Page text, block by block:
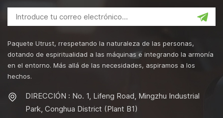
Paquete Utrust, rrespetando la naturaleza de las personas,
dotando de espiritualidad a las máquinas e integrando la armonía
en el entorno. Más allá de las necesidades, aspiramos a los
hechos.
DIRECCIÓN : No. 1, Lifeng Road, Mingzhu Industrial
Park, Conghua District (Plant B1)